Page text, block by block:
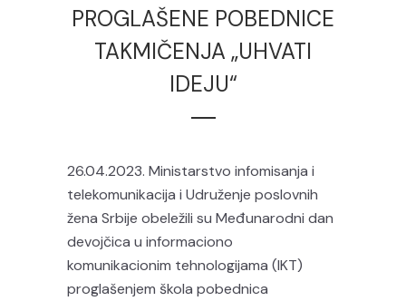
PROGLAŠENE POBEDNICE
TAKMIČENJA „UHVATI
IDEJU“
26.04.2023. Ministarstvo infomisanja i
telekomunikacija i Udruženje poslovnih
žena Srbije obeležili su Međunarodni dan
devojčica u informaciono
komunikacionim tehnologijama (IKT)
proglašenjem škola pobednica